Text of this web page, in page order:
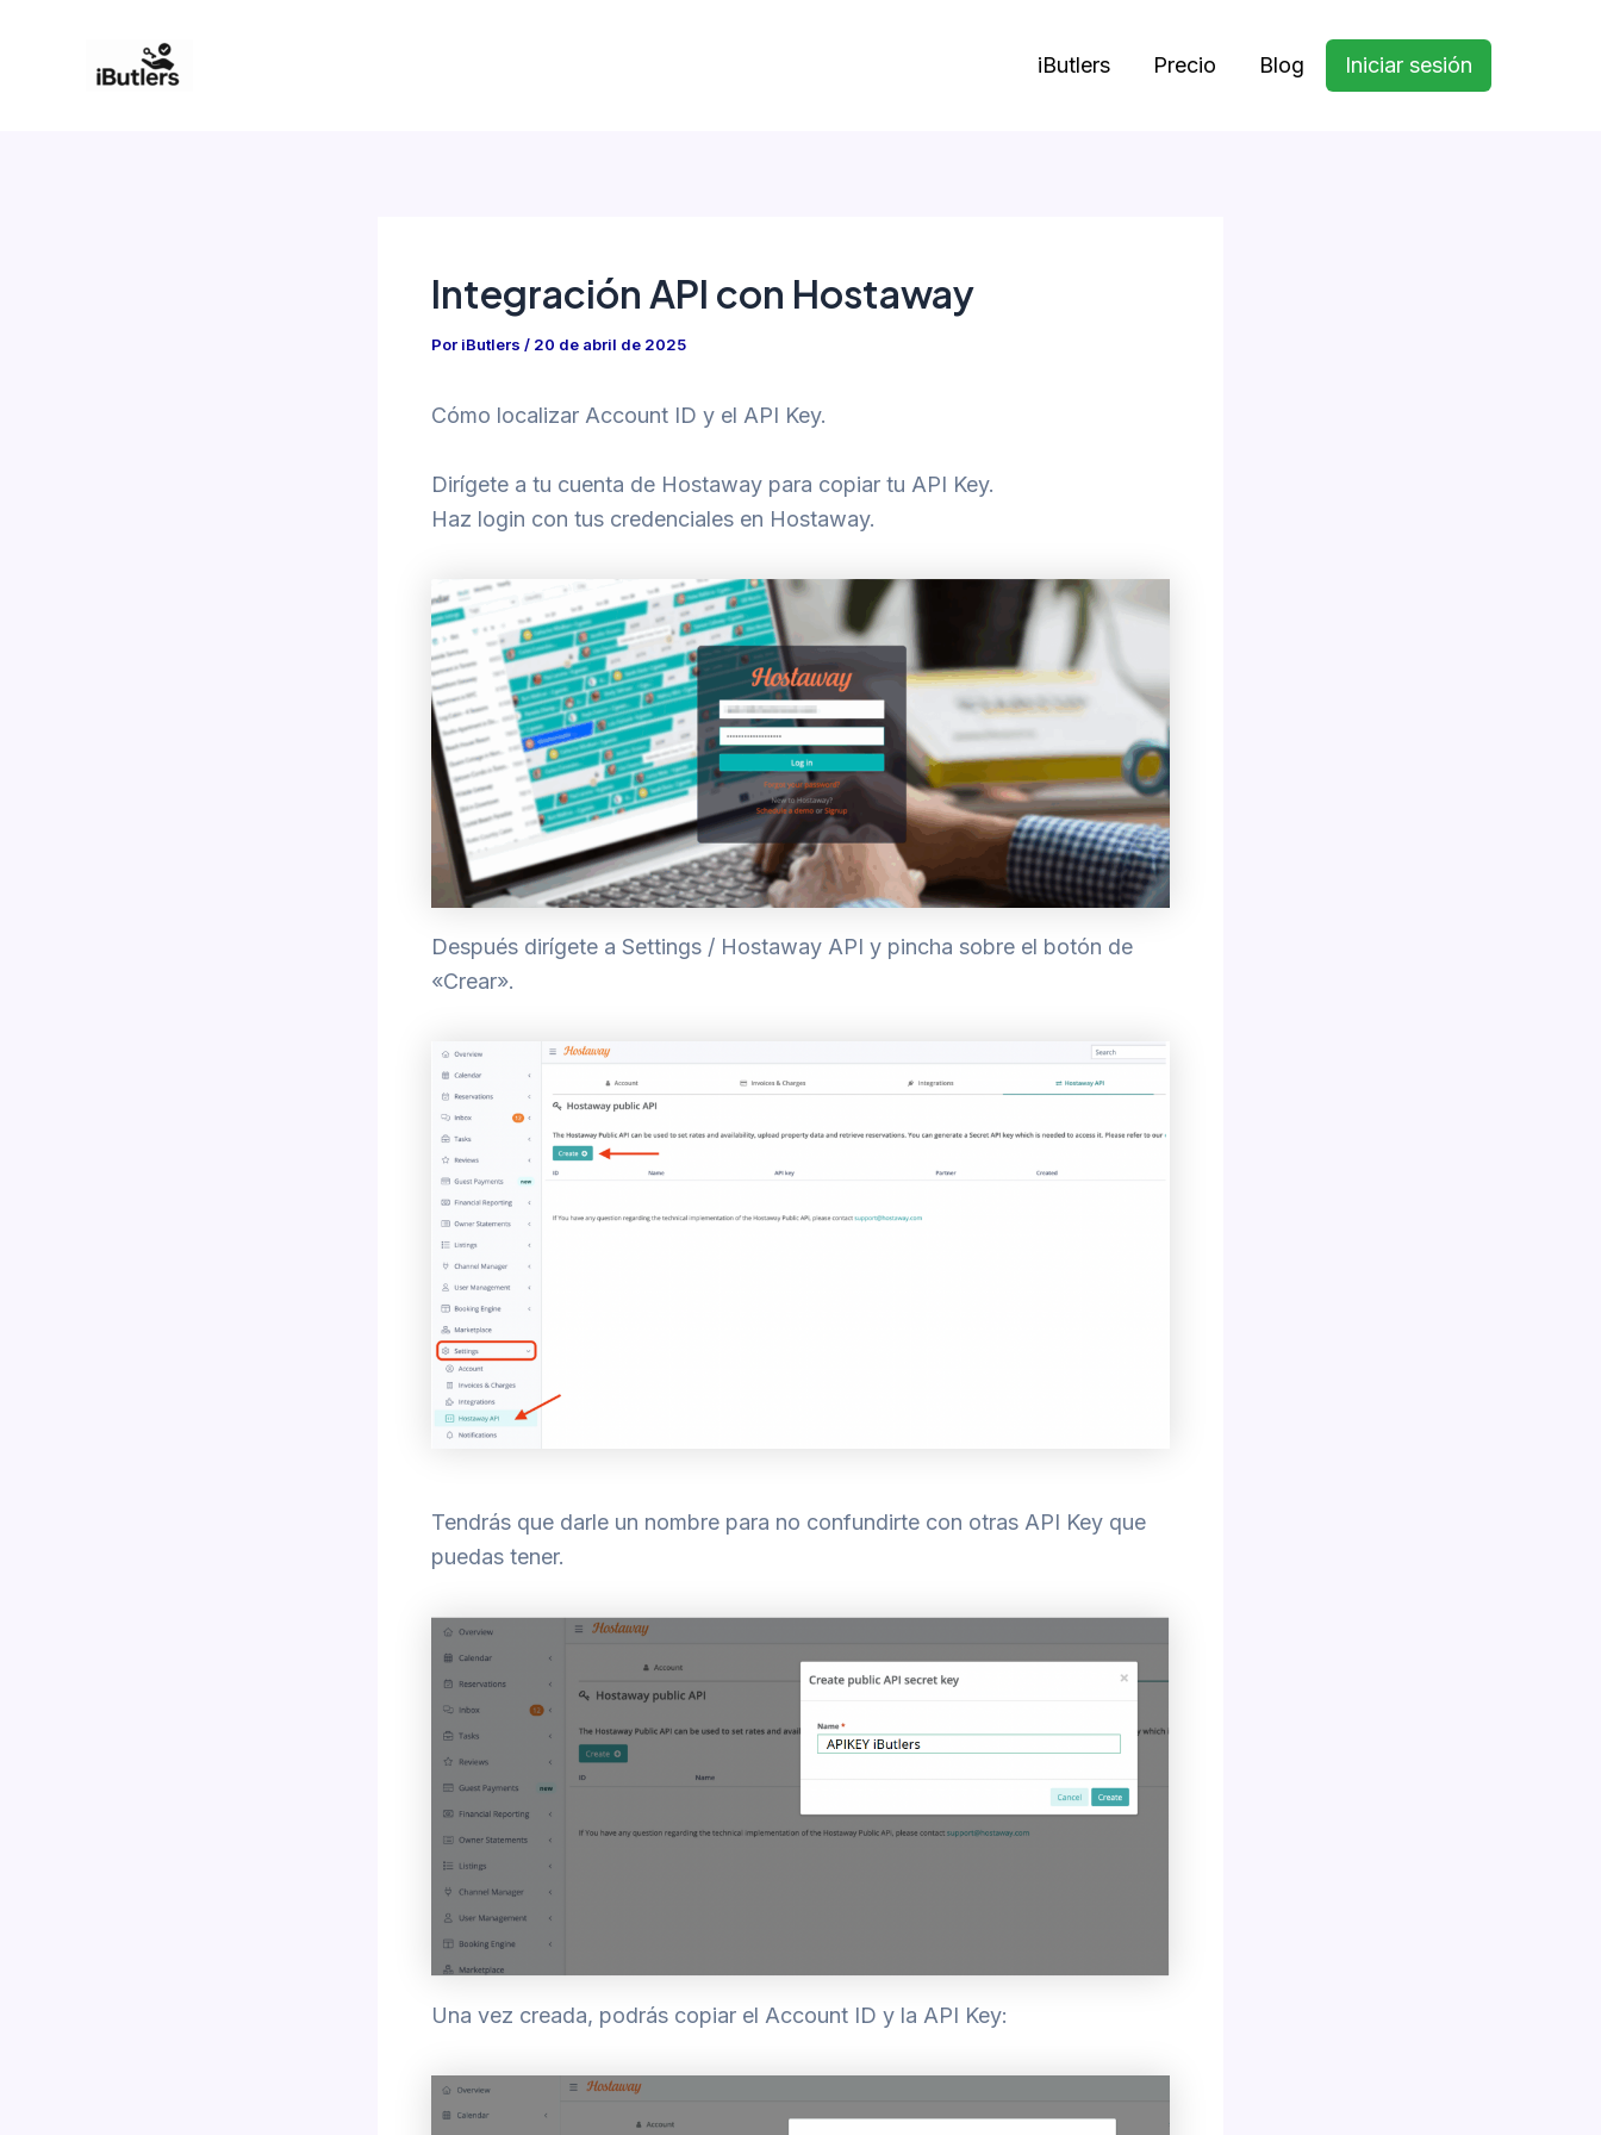
contenido
iButlers Precio Blog Iniciar sesión
Integración API con Hostaway
Por iButlers / 20 de abril de 2025
Cómo localizar Account ID y el API Key.
Dirígete a tu cuenta de Hostaway para copiar tu API Key.
Haz login con tus credenciales en Hostaway.
Después dirígete a Settings / Hostaway API y pincha sobre el botón de
«Crear».
Tendrás que darle un nombre para no confundirte con otras API Key que
puedas tener.
Una vez creada, podrás copiar el Account ID y la API Key: